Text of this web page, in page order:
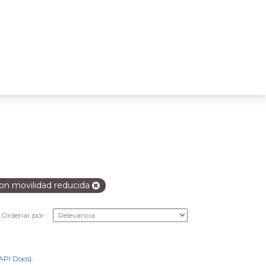
movilidad reducida
Ordenar por
Docs).